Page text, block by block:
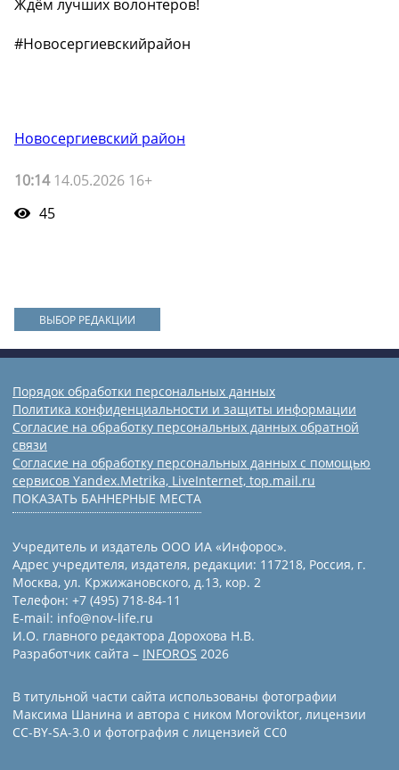
Ждём лучших волонтеров! ️
#Новосергиевскийрайон
Новосергиевский район
10:1414.05.2026 16+
45
ВЫБОР РЕДАКЦИИ
Порядок обработки персональных данных
Политика конфиденциальности и защиты информации
Согласие на обработку персональных данных обратной
связи
Согласие на обработку персональных данных с помощью
сервисов Yandex.Metrika, LiveInternet, top.mail.ru
ПОКАЗАТЬ БАННЕРНЫЕ МЕСТА
Учредитель и издатель ООО ИА «Инфорос».
Адрес учредителя, издателя, редакции: 117218, Россия, г.
Москва, ул. Кржижановского, д.13, кор. 2
Телефон: +7 (495) 718-84-11
E-mail: info@nov-life.ru
И.О. главного редактора Дорохова Н.В.
Разработчик сайта – INFOROS 2026
В титульной части сайта использованы фотографии
Максима Шанина и автора с ником Moroviktor, лицензии
CC-BY-SA-3.0 и фотография с лицензией СС0